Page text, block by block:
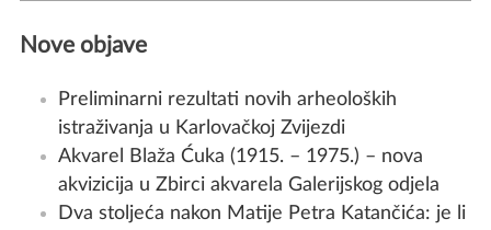
Nove objave
Preliminarni rezultati novih arheoloških
istraživanja u Karlovačkoj Zvijezdi
Akvarel Blaža Ćuka (1915. – 1975.) – nova
akvizicija u Zbirci akvarela Galerijskog odjela
Dva stoljeća nakon Matije Petra Katančića: je li